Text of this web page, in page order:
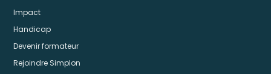
Impact
Handicap
Devenir formateur
Rejoindre Simplon